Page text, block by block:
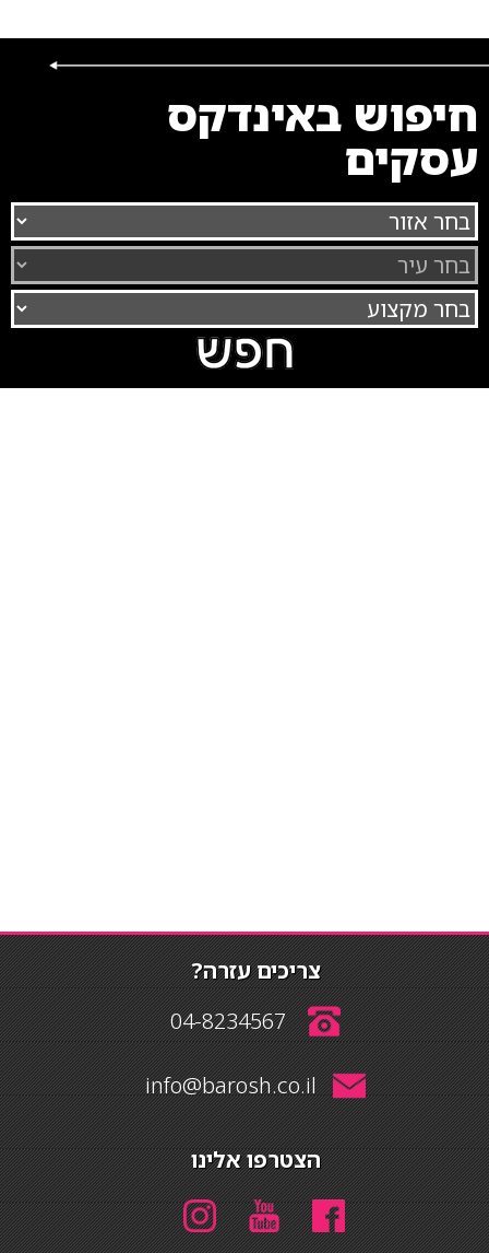
חיפוש באינדקס
עסקים
צריכים עזרה?
04-8234567
info@barosh.co.il
הצטרפו אלינו